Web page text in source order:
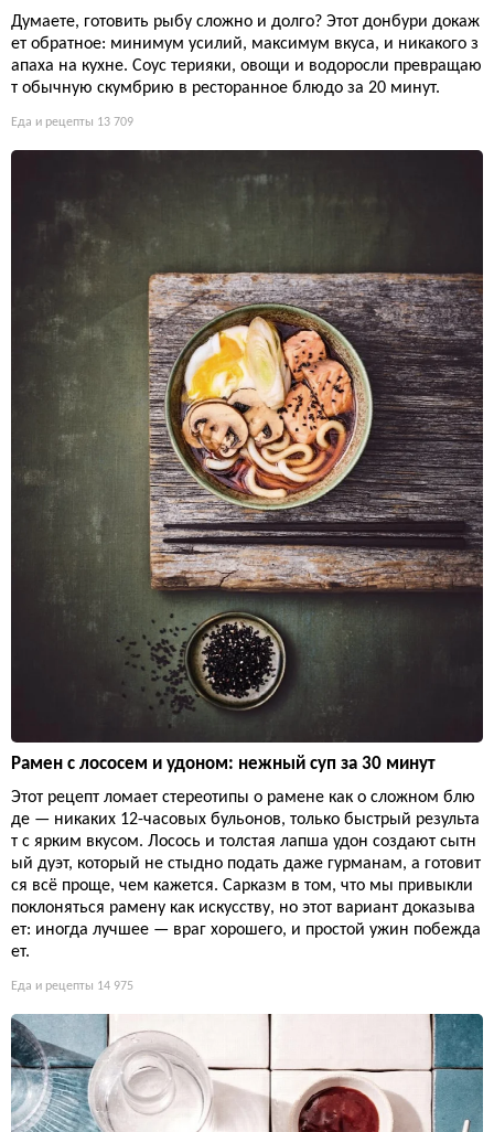
Думаете, готовить рыбу сложно и долго? Этот донбури докаж
ет обратное: минимум усилий, максимум вкуса, и никакого з
апаха на кухне. Соус терияки, овощи и водоросли превращаю
т обычную скумбрию в ресторанное блюдо за 20 минут.
Еда и рецепты 13 709
Рамен с лососем и удоном: нежный суп за 30 минут
Этот рецепт ломает стереотипы о рамене как о сложном блю
де — никаких 12-часовых бульонов, только быстрый результа
т с ярким вкусом. Лосось и толстая лапша удон создают сытн
ый дуэт, который не стыдно подать даже гурманам, а готовит
ся всё проще, чем кажется. Сарказм в том, что мы привыкли
поклоняться рамену как искусству, но этот вариант доказыва
ет: иногда лучшее — враг хорошего, и простой ужин побежда
ет.
Еда и рецепты 14 975